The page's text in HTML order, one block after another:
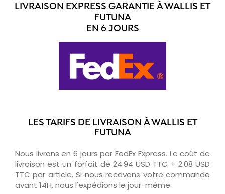
LIVRAISON EXPRESS GARANTIE À WALLIS ET
FUTUNA
EN 6 JOURS
LES TARIFS DE LIVRAISON À WALLIS ET
FUTUNA
Nous livrons en 6 jours par FedEx Express. Le coût de
livraison est un forfait de 24.94 USD TTC + 2.08 USD
TTC par article. Si nous recevons votre commande
avant 14H, nous l'expédions le jour-même.